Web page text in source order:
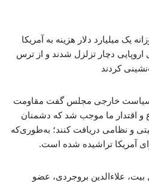
خارجی مجلس گفت مقاومت
اقتدار ما موجب شد که دشمنان
و نظامی دریافت کنند؛ به‌طوری‌که
آمریکا تراشیده شده است.
علاءالدین بروجردی، عضو